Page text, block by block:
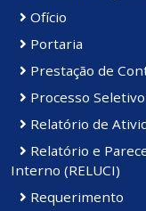
Ofício
Portaria
Prestação de
Processo Seletivo
Relatório de
Relatório e
Interno (RELUCI)
Requerimento